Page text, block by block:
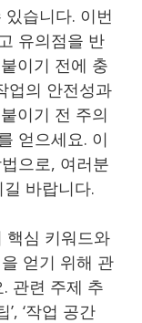
습니다. 이번
유의점을 반
이기 전에 충
업의 안전성과
이기 전 주의
얻으세요. 이
으로, 여러분
바랍니다.
핵심 키워드와
얻기 위해 관
관련 주제 추
’, ‘작업 공간